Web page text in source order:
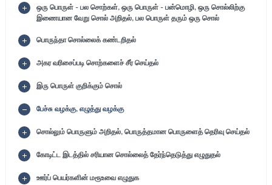
ஒரு பொருள் - பல சொற்கள், ஒரு பொருள் - பன்மொழி, ஒரு சொல்லிற்கு
இணையான வேறு சொல் அறிதல், பல பொருள் தரும் ஒரு சொல்
பொருந்தா சொல்லைக் கண்டறிதல்
அகர வரிசைப்படி சொற்களைச் சீர் செய்தல்
இரு பொருள் குறிக்கும் சொல்
பேச்சு வழக்கு, எழுத்து வழக்கு
சொல்லும் பொருளும் அறிதல், பொருத்தமான பொருளைத் தெரிவு செய்தல்
கோடிட்ட இடத்தில் சரியான சொல்லைத் தேர்ந்தெடுத்து எழுதுதல்
ஊர்ப் பெயர்களின் மரூஉவை எழுதுக